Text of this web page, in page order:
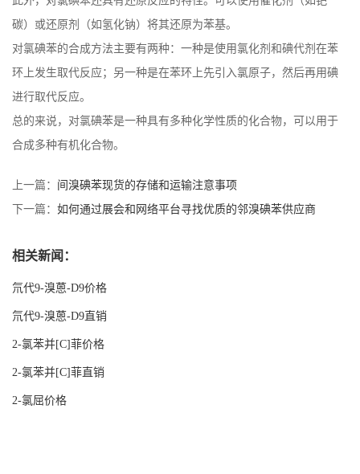
碳）或还原剂（如氢化钠）将其还原为苯基。
对氯碘苯的合成方法主要有两种：一种是使用氯化剂和碘代剂在苯
环上发生取代反应；另一种是在苯环上先引入氯原子，然后再用碘
进行取代反应。
总的来说，对氯碘苯是一种具有多种化学性质的化合物，可以用于
合成多种有机化合物。
上一篇： 间溴碘苯现货的存储和运输注意事项
下一篇： 如何通过展会和网络平台寻找优质的邻溴碘苯供应商
相关新闻：
氘代9-溴蒽-D9价格
氘代9-溴蒽-D9直销
2-氯苯并[C]菲价格
2-氯苯并[C]菲直销
2-氯屈价格